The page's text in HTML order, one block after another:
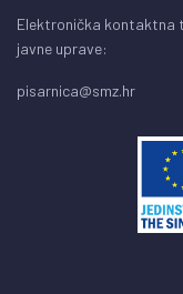
Elektronička kontaktna
javne uprave:
pisarnica@smz.hr